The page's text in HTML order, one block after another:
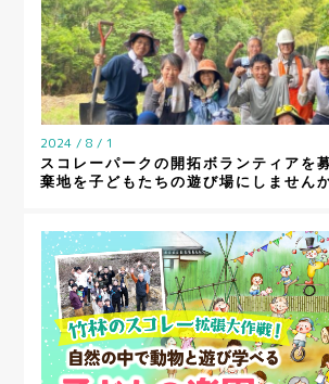
2024 / 8 / 1
スコレーパークの開拓ボランティアを
棄地を子どもたちの遊び場にしません